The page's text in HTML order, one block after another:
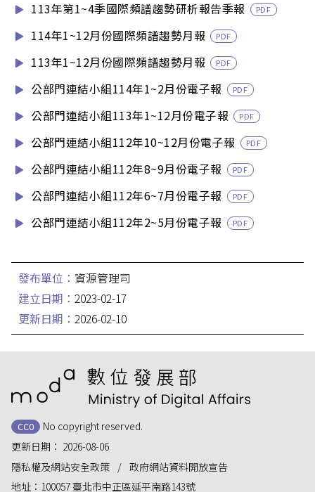
113年第1~4季國際頻譜趨勢研析報告季報 PDF
114年1~12月份國際頻譜趨勢月報 PDF
113年1~12月份國際頻譜趨勢月報 PDF
公部門連結小組114年1~2月份電子報 PDF
公部門連結小組113年1~12月份電子報 PDF
公部門連結小組112年10~12月份電子報 PDF
公部門連結小組112年8~9月份電子報 PDF
公部門連結小組112年6~7月份電子報 PDF
公部門連結小組112年2~5月份電子報 PDF
發布單位：資源管理司
建立日期：2023-02-17
更新日期：2026-02-10
CC0
No copyright reserved.
更新日期： 2026-08-06
隱私權及網站安全政策
政府網站資料開放宣告
地址： 100057 臺北市中正區延平南路143號